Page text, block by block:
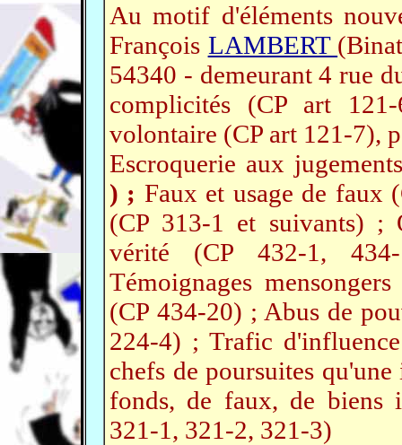
Au motif d'éléments
François LAMBERT
54340 - demeurant 4 rue
complicités (CP art
volontaire (CP art 121-7),
Escroquerie aux
) ; Faux et usage de faux
(CP 313-1 et suivants) ;
vérité (CP 432-1,
Témoignages
(CP 434-20) ; Abus de
224-4) ; Trafic
chefs de poursuites
fonds, de faux, de biens
321-1, 321-2, 321-3)